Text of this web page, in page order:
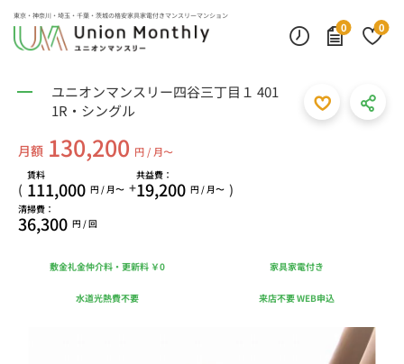
東京・神奈川・埼玉・千葉・茨城の格安家具家電付きマンスリーマンション
0
0
ユニオンマンスリー四谷三丁目１ 401
1R・シングル
月額 130,200 円 / 月〜
(
賃料
111,000 円 / 月〜 +
共益費：
19,200 円 / 月〜 )
清掃費：
36,300 円 / 回
敷金礼金仲介料・更新料 ￥0 家具家電付き
水道光熱費不要 来店不要 WEB申込